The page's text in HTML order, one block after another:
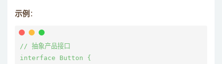
示例 ：
// 抽象产品接口
interface Button {